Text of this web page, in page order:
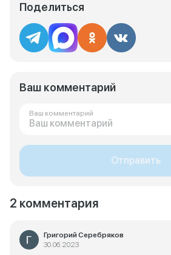
Поделиться
Ваш комментарий
Ваш комментарий
Отправить
2 комментария
Григорий Серебряков
30.06.2023